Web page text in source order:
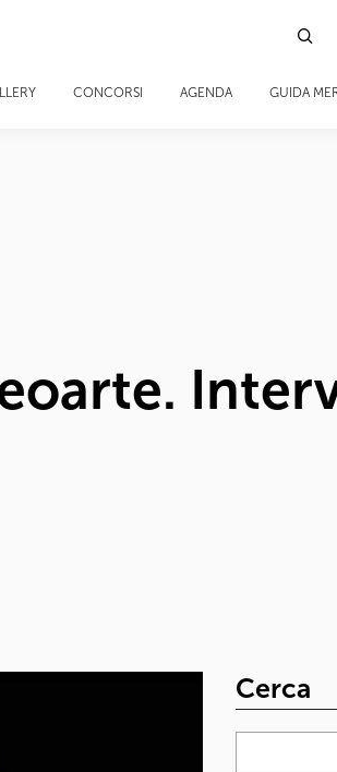
CONCORSI AGENDA GUIDA
Cerca